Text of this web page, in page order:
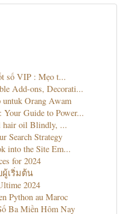
số VIP : Mẹo t...
Add-ons, Decorati...
untuk Orang Awam
Your Guide to Power...
hair oil Blindly, ...
Search Strategy
into the Site Em...
for 2024
เริ่มต้น
2024
Python au Maroc
Ba Miền Hôm Nay